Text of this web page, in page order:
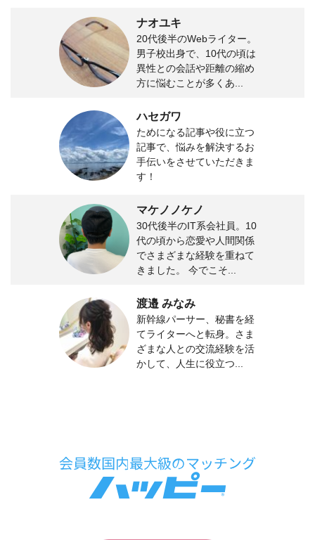
ナオユキ
20代後半のWebライター。
男子校出身で、10代の頃は
異性との会話や距離の縮め
方に悩むことが多くあ...
ハセガワ
ためになる記事や役に立つ
記事で、悩みを解決するお
手伝いをさせていただきま
す！
マケノノケノ
30代後半のIT系会社員。10
代の頃から恋愛や人間関係
でさまざまな経験を重ねて
きました。 今でこそ...
渡邉 みなみ
新幹線パーサー、秘書を経
てライターへと転身。さま
ざまな人との交流経験を活
かして、人生に役立つ...